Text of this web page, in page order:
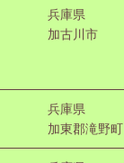
兵庫県
加古川市
兵庫県
加東郡滝野町